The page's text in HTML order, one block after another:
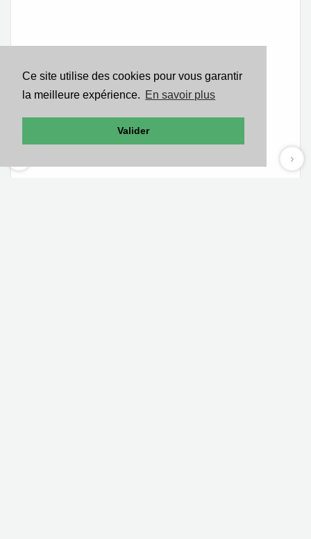
Ce site utilise des cookies pour vous garantir
la meilleure expérience. En savoir plus
Valider